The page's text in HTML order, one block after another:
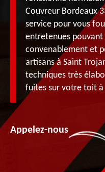
Couvreur Bordeaux
service pour vous
entretenues
convenablement et
artisans à Saint
techniques très
fuites sur votre toit à
Appelez-nous